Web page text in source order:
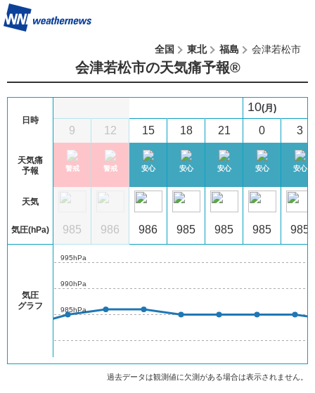
全国 東北 福島 会津若松市
会津若松市の天気痛予報®︎
日時
天気痛
予報
天気
気圧(hPa)
気圧
グラフ
警戒
983
9
警戒
985
12
警戒
986
15
安心
986
18
安心
985
21
安心
985
10(月)
0
安心
985
3
安心
985
985hPa
990hPa
995hPa
過去データは観測値に欠測がある場合は表示されません。